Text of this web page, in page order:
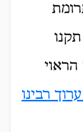
רבינו